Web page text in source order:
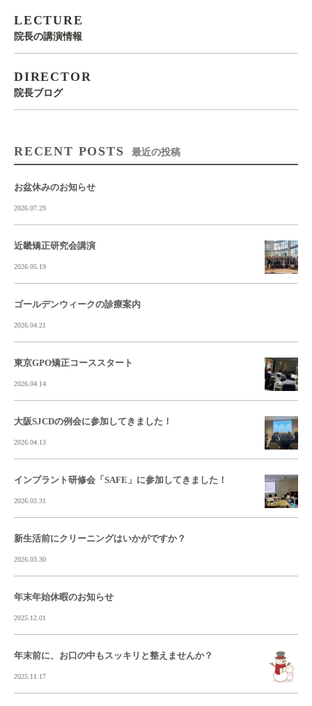
LECTURE
院長の講演情報
DIRECTOR
院長ブログ
RECENT POSTS 最近の投稿
お盆休みのお知らせ
2026.07.29
近畿矯正研究会講演
2026.05.19
ゴールデンウィークの診療案内
2026.04.21
東京GPO矯正コーススタート
2026.04.14
大阪SJCDの例会に参加してきました！
2026.04.13
インプラント研修会「SAFE」に参加してきました！
2026.03.31
新生活前にクリーニングはいかがですか？
2026.03.30
年末年始休暇のお知らせ
2025.12.01
年末前に、お口の中もスッキリと整えませんか？
2025.11.17